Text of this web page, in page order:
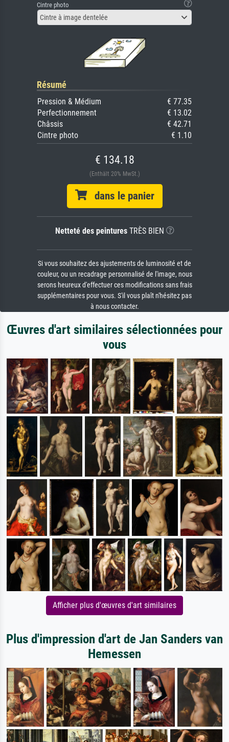
Cintre photo
Cintre à image dentelée
Résumé
Pression & Médium
€ 77.35
Perfectionnement
€ 13.02
Châssis
€ 42.71
Cintre photo
€ 1.10
€ 134.18
(Enthält 20% MwSt.)
dans le panier
Netteté des peinturesTRÈS BIEN
Si vous souhaitez des ajustements de luminosité et de
couleur, ou un recadrage personnalisé de l'image, nous
serons heureux d'effectuer ces modifications sans frais
supplémentaires pour vous. S'il vous plaît n'hésitez pas
à nous contacter.
Œuvres d'art similaires sélectionnées pour
vous
Afficher plus d'œuvres d'art similaires
Plus d'impression d'art de Jan Sanders van
Hemessen